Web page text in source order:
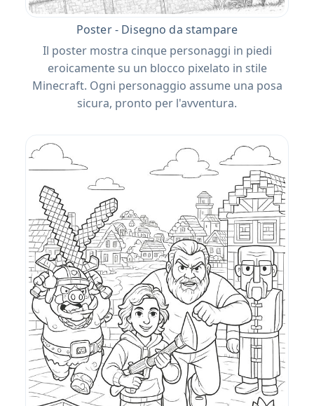
Poster - Disegno da stampare
Il poster mostra cinque personaggi in piedi
eroicamente su un blocco pixelato in stile
Minecraft. Ogni personaggio assume una posa
sicura, pronto per l'avventura.